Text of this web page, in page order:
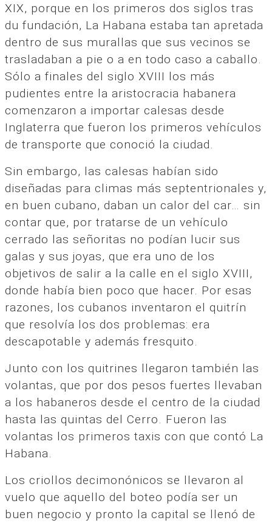
XIX, porque en los primeros dos siglos tras
du fundación, La Habana estaba tan apretada
dentro de sus murallas que sus vecinos se
trasladaban a pie o a en todo caso a caballo.
Sólo a finales del siglo XVIII los más
pudientes entre la aristocracia habanera
comenzaron a importar calesas desde
Inglaterra que fueron los primeros vehículos
de transporte que conoció la ciudad.
Sin embargo, las calesas habían sido
diseñadas para climas más septentrionales y,
en buen cubano, daban un calor del car… sin
contar que, por tratarse de un vehículo
cerrado las señoritas no podían lucir sus
galas y sus joyas, que era uno de los
objetivos de salir a la calle en el siglo XVIII,
donde había bien poco que hacer. Por esas
razones, los cubanos inventaron el quitrín
que resolvía los dos problemas: era
descapotable y además fresquito.
Junto con los quitrines llegaron también las
volantas, que por dos pesos fuertes llevaban
a los habaneros desde el centro de la ciudad
hasta las quintas del Cerro. Fueron las
volantas los primeros taxis con que contó La
Habana.
Los criollos decimonónicos se llevaron al
vuelo que aquello del boteo podía ser un
buen negocio y pronto la capital se llenó de